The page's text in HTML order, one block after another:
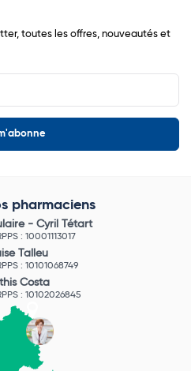
toutes les offres, nouveautés et
pharmaciens
- Cyril Tétart
: 10001113017
Talleu
: 10101068749
Costa
: 10102026845